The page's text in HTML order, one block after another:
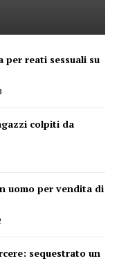
per reati sessuali su
colpiti da
uomo per vendita di
sequestrato un